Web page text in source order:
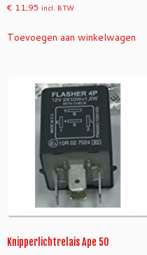
€ 11,95 incl. BTW
Toevoegen aan winkelwagen
Knipperlichtrelais Ape 50